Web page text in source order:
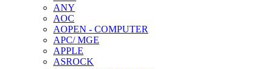
ANY
AOC
AOPEN - COMPUTER
APC/ MGE
APPLE
ASROCK